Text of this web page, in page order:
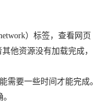
）标签，查看网页
他资源没有加载完成，
需要一些时间才能完成。